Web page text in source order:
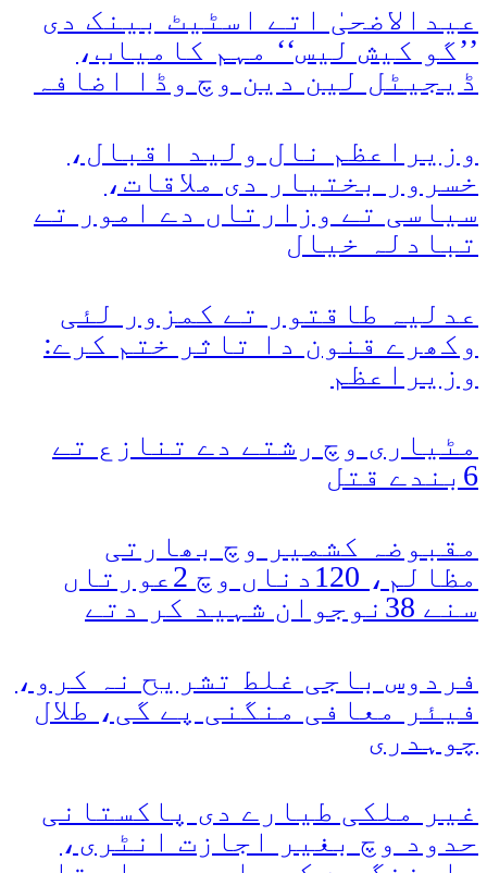
عیدالاضحیٰ اتے اسٹیٹ بینک دی
’’گو کیش لیس‘‘ مہم کامیاب،
ڈیجیٹل لین دین وچ وڈا اضافہ
وزیراعظم نال ولید اقبال،
خسرور بختیار دی ملاقات،
سیاسی تے وزارتاں دے امور تے
تبادلہ خیال
عدلیہ طاقتور تے کمزور لئی
وکھرے قنون دا تاثر ختم کرے:
وزیراعظم
مٹیاری وچ رشتے دے تنازع تے
6بندے قتل
مقبوضہ کشمیر وچ بھارتی
مظالم، 120دناں وچ 2عورتاں
سنے 38نوجوان شہید کر دتے
فردوس باجی غلط تشریح نہ کرو،
فیئر معافی منگنی پے گی، طلال
چوہدری
غیر ملکی طیارے دی پاکستانی
حدود وچ بغیر اجازت انٹری،